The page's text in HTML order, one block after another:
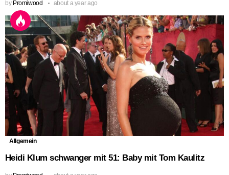
by Promiwood about a year ago
Allgemein
Heidi Klum schwanger mit 51: Baby mit Tom Kaulitz